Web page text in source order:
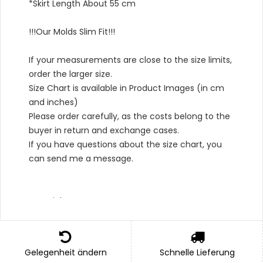
*Skirt Length About 55 cm
!!!Our Molds Slim Fit!!!
If your measurements are close to the size limits,
order the larger size.
Size Chart is available in Product Images (in cm
and inches)
Please order carefully, as the costs belong to the
buyer in return and exchange cases.
If you have questions about the size chart, you
can send me a message.
Material Type :
*Outer: 100% Cotton,
*Bottom: 100% Cotton,
*Lining: 100% Cotton
Gelegenheit ändern Schnelle Lieferung